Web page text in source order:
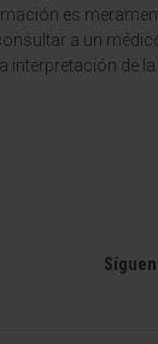
es
a un
interpretación de